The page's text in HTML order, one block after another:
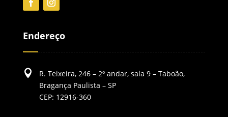
Endereço

R. Teixeira, 246 – 2º andar, sala 9 – Taboão,
Bragança Paulista – SP
CEP: 12916-360